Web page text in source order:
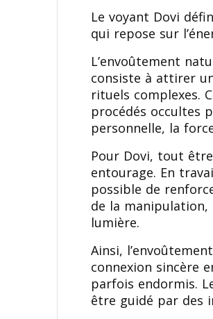
Le voyant Dovi
qui repose sur
L’envoûtement
consiste à attirer
rituels complexes.
procédés occultes
personnelle, la
Pour Dovi, tout
entourage. En
possible de
de la manipulation,
lumière.
Ainsi,
connexion sincère
parfois endormis.
être guidé par des